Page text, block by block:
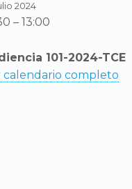
2024
–13:00
101-2024-TCE
calendario completo